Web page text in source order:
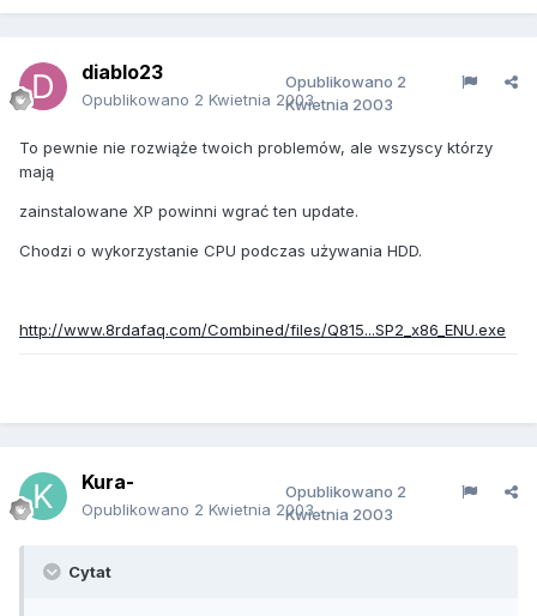
diablo23
Opublikowano 2 Kwietnia 2003
Opublikowano 2
Kwietnia 2003
To pewnie nie rozwiąże twoich problemów, ale wszyscy którzy
mają
zainstalowane XP powinni wgrać ten update.
Chodzi o wykorzystanie CPU podczas używania HDD.
http://www.8rdafaq.com/Combined/files/Q815...SP2_x86_ENU.exe
Kura-
Opublikowano 2 Kwietnia 2003
Opublikowano 2
Kwietnia 2003
Cytat